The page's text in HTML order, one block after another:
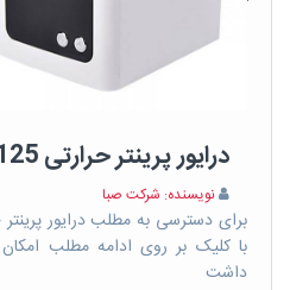
درایور پرینتر حرارتی BAYAMAX BP-125
نویسنده: شرکت صبا
با کلیک بر روی ادامه مطلب
داشت